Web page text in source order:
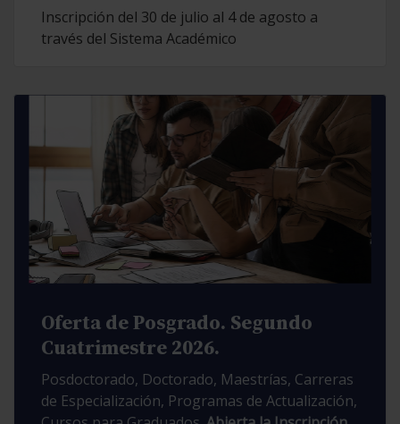
Inscripción del 30 de julio al 4 de agosto a
través del Sistema Académico
Oferta de Posgrado. Segundo
Cuatrimestre 2026.
Posdoctorado, Doctorado, Maestrías, Carreras
de Especialización, Programas de Actualización,